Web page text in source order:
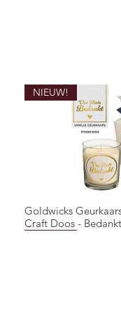
NIEUW!
Goldwicks
Craft Doos - Bedankt